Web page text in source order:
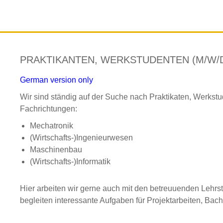
PRAKTIKANTEN, WERKSTUDENTEN (M/W/
German version only
Wir sind ständig auf der Suche nach Praktikaten,
Fachrichtungen:
Mechatronik
(Wirtschafts-)Ingenieurwesen
Maschinenbau
(Wirtschafts-)Informatik
Hier arbeiten wir gerne auch mit den betreuuenden
begleiten interessante Aufgaben für Projektarbeiten,